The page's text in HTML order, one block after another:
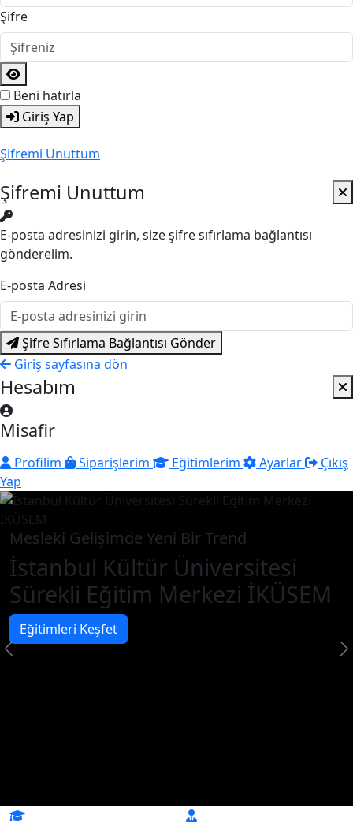
Şifre
Beni hatırla
Giriş Yap
Şifremi Unuttum
Şifremi Unuttum
E-posta adresinizi girin, size şifre sıfırlama bağlantısı
gönderelim.
E-posta Adresi
Şifre Sıfırlama Bağlantısı Gönder
Giriş sayfasına dön
Hesabım
Misafir
Profilim Siparişlerim Eğitimlerim Ayarlar
Çıkış
Yap
Mesleki Gelişimde Yeni Bir Trend
İstanbul Kültür Üniversitesi
Sürekli Eğitim Merkezi İKÜSEM
Eğitimleri Keşfet